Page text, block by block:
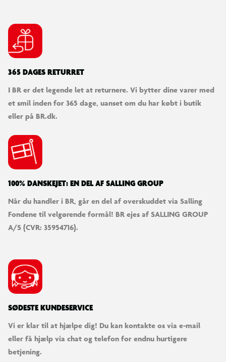
365 DAGES RETURRET
I BR er det legende let at returnere. Vi bytter dine varer med
et smil inden for 365 dage, uanset om du har købt i butik
eller på BR.dk.
100% DANSKEJET: EN DEL AF SALLING GROUP
Når du handler i BR, går en del af overskuddet via Salling
Fondene til velgørende formål! BR ejes af SALLING GROUP
A/S (CVR: 35954716).
SØDESTE KUNDESERVICE
Vi er klar til at hjælpe dig! Du kan kontakte os via e-mail
eller få hjælp via chat og telefon for endnu hurtigere
betjening.